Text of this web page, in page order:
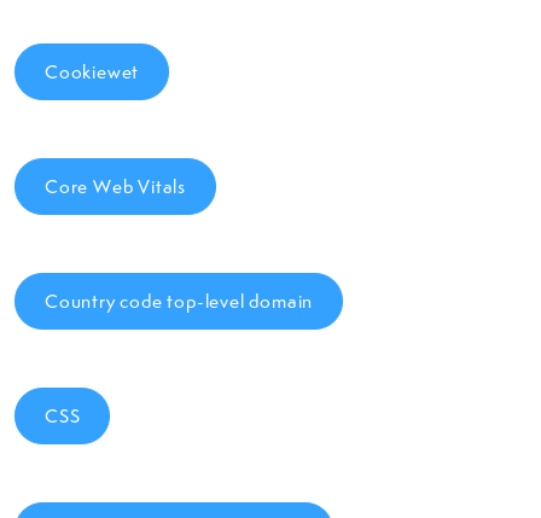
Cookiewet
Core Web Vitals
Country code top-level domain
CSS